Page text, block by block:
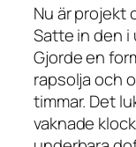
Nu är projekt
Satte in den i
Gjorde en
rapsolja och
timmar. Det
vaknade